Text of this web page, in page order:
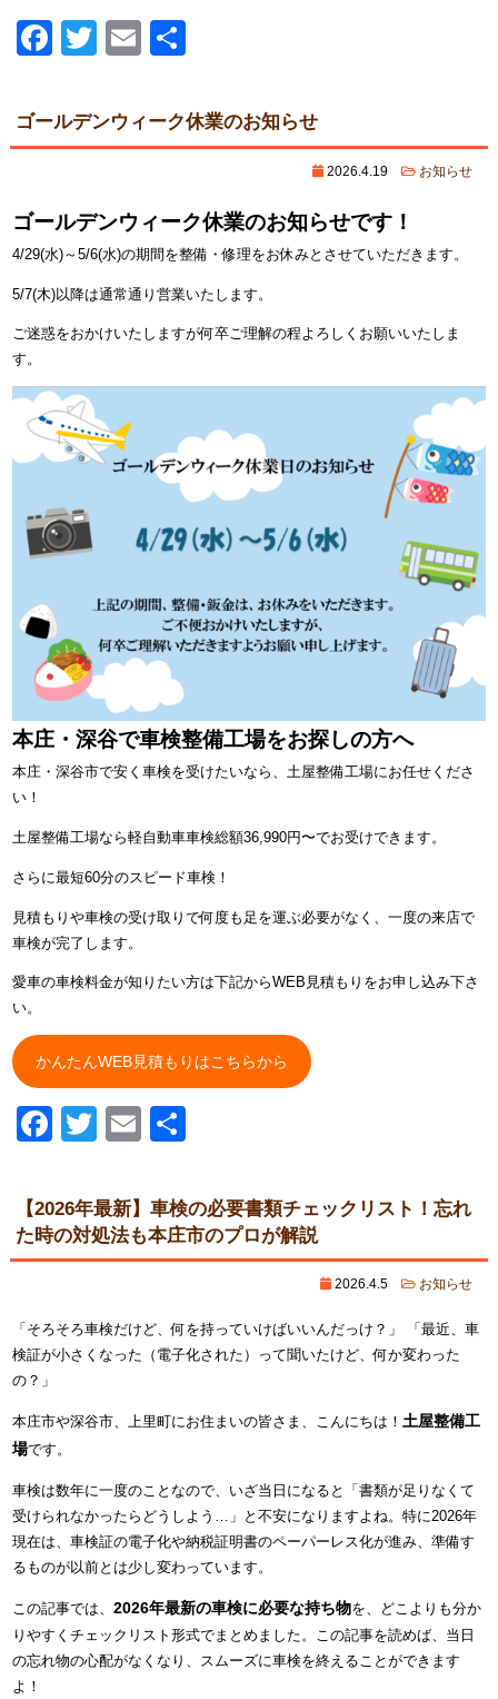
Facebook
TwitterEmail
ゴールデンウィーク休業のお知らせ
2026.4.19 お知らせ
ゴールデンウィーク休業のお知らせです！
4/29(水)～5/6(水)の期間を整備・修理をお休みとさせていただきます。
5/7(木)以降は通常通り営業いたします。
ご迷惑をおかけいたしますが何卒ご理解の程よろしくお願いいたしま
す。
本庄・深谷で車検整備工場をお探しの方へ
本庄・深谷市で安く車検を受けたいなら、土屋整備工場にお任せくださ
い！
土屋整備工場なら軽自動車車検総額36,990円〜でお受けできます。
さらに最短60分のスピード車検！
見積もりや車検の受け取りで何度も足を運ぶ必要がなく、一度の来店で
車検が完了します。
愛車の車検料金が知りたい方は下記からWEB見積もりをお申し込み下さ
い。
かんたんWEB見積もりはこちらから
Facebook
TwitterEmail
【2026年最新】車検の必要書類チェックリスト！忘れ
た時の対処法も本庄市のプロが解説
2026.4.5 お知らせ
「そろそろ車検だけど、何を持っていけばいいんだっけ？」 「最近、車
検証が小さくなった（電子化された）って聞いたけど、何か変わった
の？」
本庄市や深谷市、上里町にお住まいの皆さま、こんにちは！ 土屋整備工
場です。
車検は数年に一度のことなので、いざ当日になると「書類が足りなくて
受けられなかったらどうしよう…」と不安になりますよね。特に2026年
現在は、車検証の電子化や納税証明書のペーパーレス化が進み、準備す
るものが以前とは少し変わっています。
この記事では、 2026年最新の車検に必要な持ち物を、どこよりも分か
りやすくチェックリスト形式でまとめました。この記事を読めば、当日
の忘れ物の心配がなくなり、スムーズに車検を終えることができます
よ！